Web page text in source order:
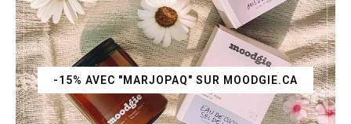
-15% AVEC "MARJOPAQ" SUR MOODGIE.CA